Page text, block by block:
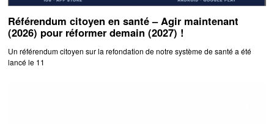
Référendum citoyen en santé – Agir maintenant
(2026) pour réformer demain (2027) !
Un référendum citoyen sur la refondation de notre système de santé a été
lancé le 11